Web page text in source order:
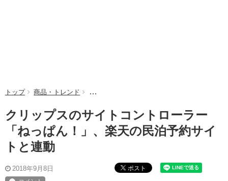
トップ 商品・トレンド クリップスのサイトコントローラー「ねっぱ
クリップスのサイトコントローラー
「ねっぱん！」、楽天の民泊予約サイ
トと連動
2018年9月8日 ポスト